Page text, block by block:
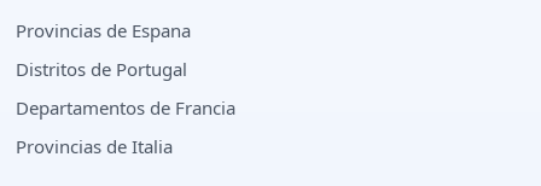
Provincias de Espana
Distritos de Portugal
Departamentos de Francia
Provincias de Italia